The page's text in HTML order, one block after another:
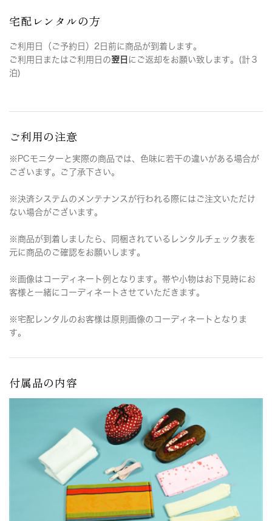
宅配レンタルの方
ご利用日（ご予約日）2日前に商品が到着します。
ご利用日またはご利用日の翌日 にご返却をお願い致します。(計３
泊)
ご利用の注意
※PCモニターと実際の商品では、色味に若干の違いがある場合が
ございます。ご了承下さい。
※決済システムのメンテナンスが行われる際にはご注文いただけ
ない場合がございます。
※商品が到着しましたら、同梱されているレンタルチェック表を
元に商品のご確認をお願いします。
※画像はコーディネート例となります。帯や小物はお下見時にお
客様と一緒にコーディネートさせていただきます。
※宅配レンタルのお客様は原則画像のコーディネートとなりま
す。
付属品の内容